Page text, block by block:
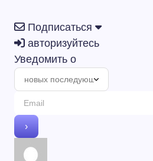
Подписаться
авторизуйтесь
Уведомить о